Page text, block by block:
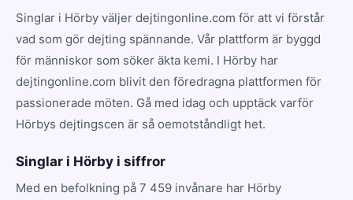
Singlar i Hörby väljer dejtingonline.com för att vi förstår
vad som gör dejting spännande. Vår plattform är byggd
för människor som söker äkta kemi. I Hörby har
dejtingonline.com blivit den föredragna plattformen för
passionerade möten. Gå med idag och upptäck varför
Hörbys dejtingscen är så oemotståndligt het.
Singlar i Hörby i siffror
Med en befolkning på 7 459 invånare har Hörby